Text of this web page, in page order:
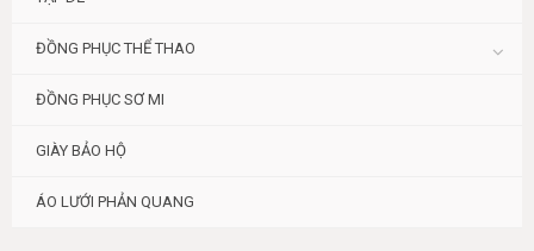
ĐỒNG PHỤC THỂ THAO
ĐỒNG PHỤC SƠ MI
GIÀY BẢO HỘ
ÁO LƯỚI PHẢN QUANG